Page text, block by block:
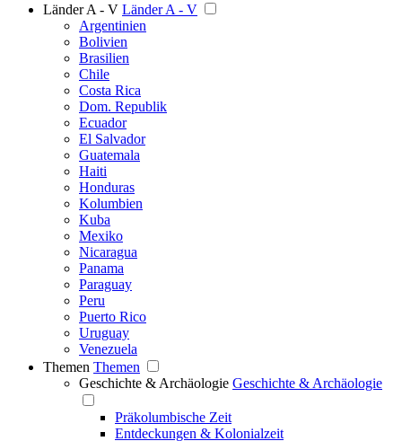
Länder A - V Länder A - V
Argentinien
Bolivien
Brasilien
Chile
Costa Rica
Dom. Republik
Ecuador
El Salvador
Guatemala
Haiti
Honduras
Kolumbien
Kuba
Mexiko
Nicaragua
Panama
Paraguay
Peru
Puerto Rico
Uruguay
Venezuela
Themen Themen
Geschichte & Archäologie Geschichte & Archäologie
Präkolumbische Zeit
Entdeckungen & Kolonialzeit